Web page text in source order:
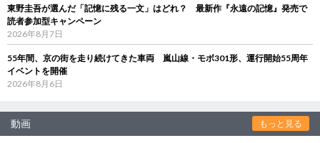
東野圭吾が選んだ「記憶に残る一文」はどれ？ 最新作『永遠の記憶』発売で
読者参加型キャンペーン
2026年8月7日
55年間、京の街を走り続けてきた車両 嵐山線・モボ301形、運行開始55周年
イベントを開催
2026年8月6日
動画 もっと見る